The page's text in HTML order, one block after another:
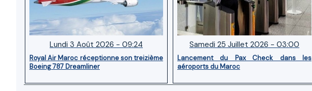
Lundi 3 Août 2026 - 09:24
Royal Air Maroc réceptionne son treizième
Boeing 787 Dreamliner
Samedi 25 Juillet 2026 - 03:00
Lancement du Pax Check dans les
aéroports du Maroc